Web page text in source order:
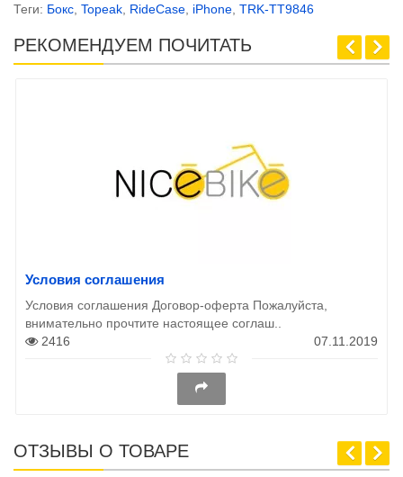
Теги: Бокс Topeak RideCase iPhone TRK-TT9846
РЕКОМЕНДУЕМ ПОЧИТАТЬ
Условия соглашения
Условия соглашения Договор-оферта Пожалуйста,
внимательно прочтите настоящее соглаш..
2416
07.11.2019
ОТЗЫВЫ О ТОВАРЕ